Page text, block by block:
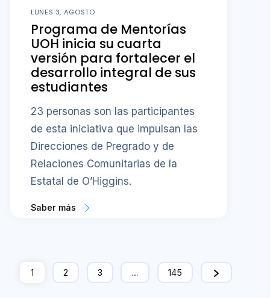
LUNES 3, AGOSTO
Programa de Mentorías
UOH inicia su cuarta
versión para fortalecer el
desarrollo integral de sus
estudiantes
23 personas son las participantes
de esta iniciativa que impulsan las
Direcciones de Pregrado y de
Relaciones Comunitarias de la
Estatal de O’Higgins.
Saber más
1 2 3 … 145